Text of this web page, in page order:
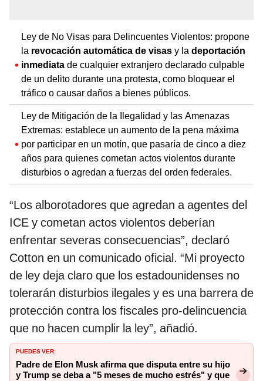
Ley de No Visas para Delincuentes Violentos: propone
la revocación automática de visas y la deportación
inmediata de cualquier extranjero declarado culpable
de un delito durante una protesta, como bloquear el
tráfico o causar daños a bienes públicos.
Ley de Mitigación de la Ilegalidad y las Amenazas
Extremas: establece un aumento de la pena máxima
por participar en un motín, que pasaría de cinco a diez
años para quienes cometan actos violentos durante
disturbios o agredan a fuerzas del orden federales.
“Los alborotadores que agredan a agentes del
ICE y cometan actos violentos deberían
enfrentar severas consecuencias”, declaró
Cotton en un comunicado oficial. “Mi proyecto
de ley deja claro que los estadounidenses no
tolerarán disturbios ilegales y es una barrera de
protección contra los fiscales pro-delincuencia
que no hacen cumplir la ley”, añadió.
PUEDES VER:
Padre de Elon Musk afirma que disputa entre su hijo
y Trump se deba a "5 meses de mucho estrés" y que